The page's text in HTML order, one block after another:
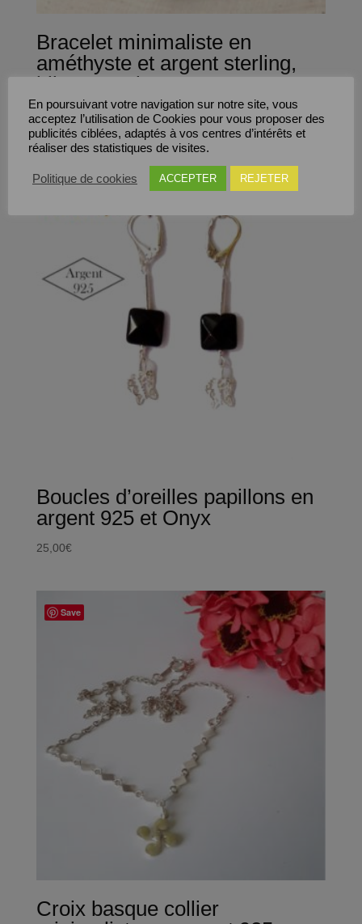
Bracelet minimaliste en
améthyste et argent sterling,
bijoux en pierre gemme et
argent massif pour femme
25,00€
Boucles d’oreilles papillons en
argent 925 et Onyx
25,00€
Save
Croix basque collier
En poursuivant votre navigation sur notre site, vous
acceptez l’utilisation de Cookies pour vous proposer des
publicités ciblées, adaptés à vos centres d’intérêts et
réaliser des statistiques de visites.
Politique de cookies ACCEPTER REJETER